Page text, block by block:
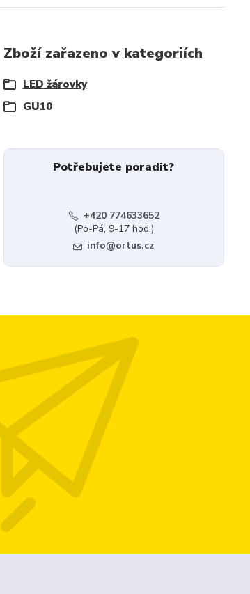
Zboží zařazeno v kategoriích
LED žárovky
GU10
Potřebujete poradit?
+420 774633652
(Po-Pá, 9-17 hod.)
info@ortus.cz